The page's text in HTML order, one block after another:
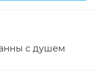
с душем